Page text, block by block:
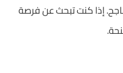
إذا كنت تبحث عن فرصة